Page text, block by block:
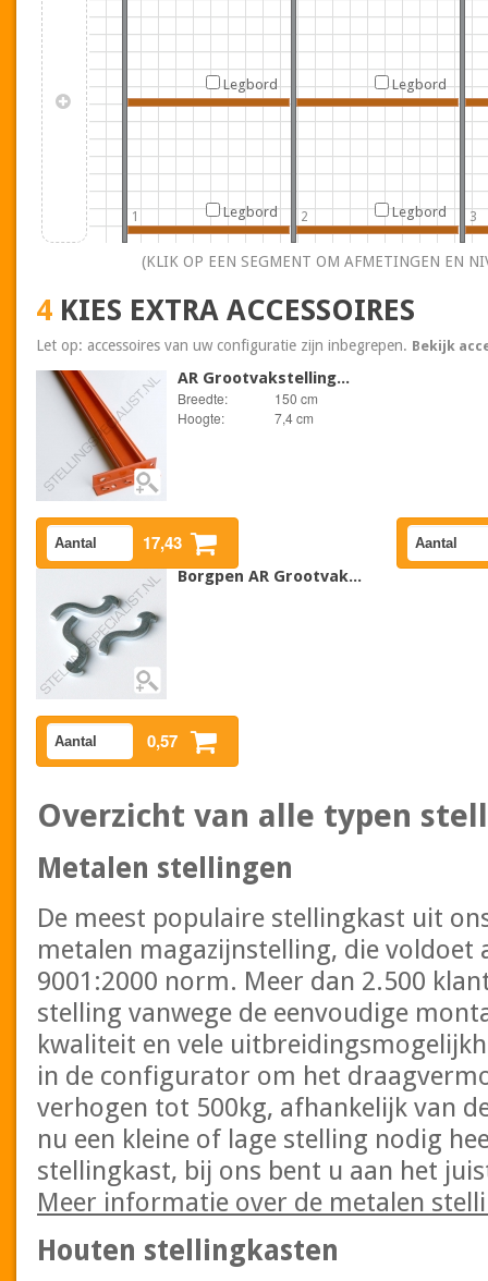
1 Legbord
Legbord
2 Legbord
Legbord
3
(KLIK OP EEN SEGMENT OM AFMETINGEN EN
4 KIES EXTRA ACCESSOIRES
Let op: accessoires van uw configuratie zijn inbegrepen. Bekijk
AR Grootvakstelling...
Breedte:
150 cm
Hoogte:
7,4 cm
17,43
Borgpen AR Grootvak...
0,57
Overzicht van alle typen
Metalen stellingen
De meest populaire stellingkast uit
metalen magazijnstelling, die voldoet
9001:2000 norm. Meer dan 2.500
stelling vanwege de eenvoudige
kwaliteit en vele
in de configurator om het
verhogen tot 500kg, afhankelijk van
nu een kleine of lage stelling nodig
stellingkast, bij ons bent u aan het
Meer informatie over de metalen
Houten stellingkasten